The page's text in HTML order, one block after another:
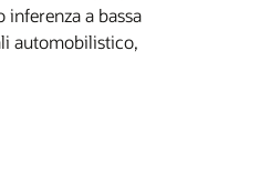
a bassa
automobilistico,